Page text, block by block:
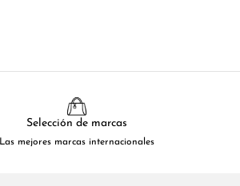
Selección de marcas
Las mejores marcas internacionales